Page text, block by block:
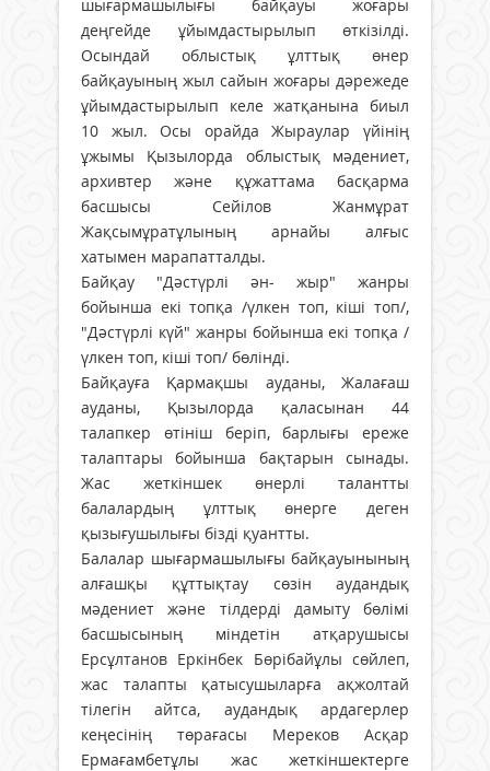
шығармашылығы байқауы жоғары
деңгейде ұйымдастырылып өткізілді.
Осындай облыстық ұлттық өнер
байқауының жыл сайын жоғары дәрежеде
ұйымдастырылып келе жатқанына биыл
10 жыл. Осы орайда Жыраулар үйінің
ұжымы Қызылорда облыстық мәдениет,
архивтер және құжаттама басқарма
басшысы Сейілов Жанмұрат
Жақсымұратұлының арнайы алғыс
хатымен марапатталды.
Байқау "Дәстүрлі ән- жыр" жанры
бойынша екі топқа /үлкен топ, кіші топ/,
"Дәстүрлі күй" жанры бойынша екі топқа /
үлкен топ, кіші топ/ бөлінді.
Байқауға Қармақшы ауданы, Жалағаш
ауданы, Қызылорда қаласынан 44
талапкер өтініш беріп, барлығы ереже
талаптары бойынша бақтарын сынады.
Жас жеткіншек өнерлі талантты
балалардың ұлттық өнерге деген
қызығушылығы бізді қуантты.
Балалар шығармашылығы байқауынының
алғашқы құттықтау сөзін аудандық
мәдениет және тілдерді дамыту бөлімі
басшысының міндетін атқарушысы
Ерсұлтанов Еркінбек Бөрібайұлы сөйлеп,
жас талапты қатысушыларға ақжолтай
тілегін айтса, аудандық ардагерлер
кеңесінің төрағасы Мереков Асқар
Ермағамбетұлы жас жеткіншектерге